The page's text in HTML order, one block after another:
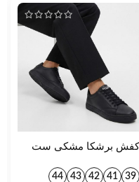
کفش برشکا مشکی ست
39
41
42
43
44